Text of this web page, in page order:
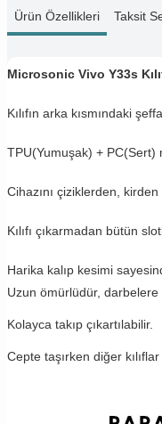
Ürün Özellikleri Taksit
Microsonic Vivo Y33s
Kılıfın arka kısmındaki
TPU(Yumuşak) + PC(Sert)
Cihazını çiziklerden,
Kılıfı çıkarmadan bütün
Harika kalıp kesimi
Uzun ömürlüdür, darbelere
Kolayca takıp çıkartılabilir.
Cepte taşırken diğer